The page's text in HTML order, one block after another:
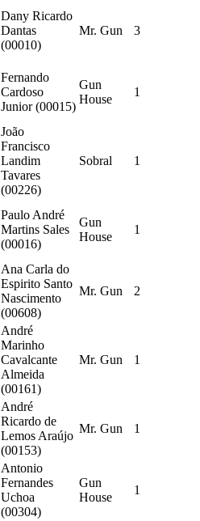
Dany Ricardo
Dantas
(00010)
Mr. Gun 3
Fernando
Cardoso
Junior (00015)
Gun
House
1
João
Francisco
Landim
Tavares
(00226)
Sobral 1
Paulo André
Martins Sales
(00016)
Gun
House
1
Ana Carla do
Espirito Santo
Nascimento
(00608)
Mr. Gun 2
André
Marinho
Cavalcante
Almeida
(00161)
Mr. Gun 1
André
Ricardo de
Lemos Araújo
(00153)
Mr. Gun 1
Antonio
Fernandes
Uchoa
(00304)
Gun
House
1